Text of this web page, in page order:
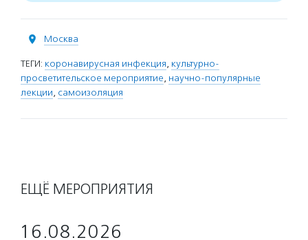
Москва
ТЕГИ: коронавирусная инфекция, культурно-
просветительское мероприятие, научно-популярные
лекции, самоизоляция
ЕЩЁ МЕРОПРИЯТИЯ
16.08.2026